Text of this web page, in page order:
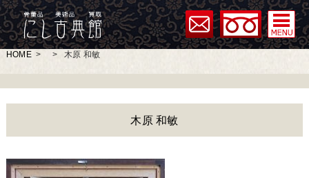
HOME> > 木原 和敏
木原 和敏